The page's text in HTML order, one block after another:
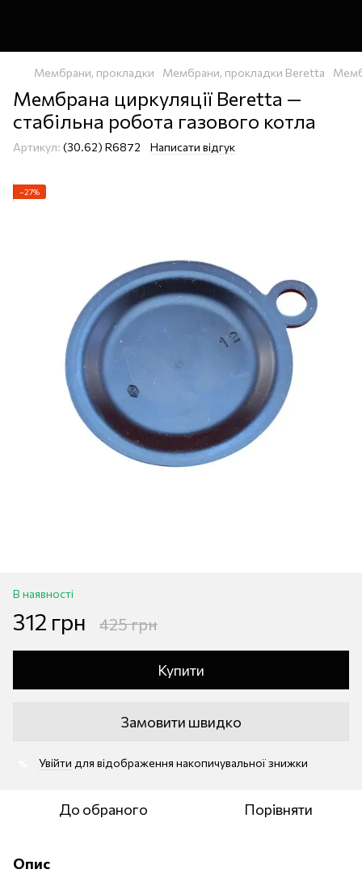
Мембрани, прокладки Мембрани, прокладки Beretta
Мембрана циркуляції Beretta —
стабільна робота газового котла
Артикул: (30.62) R6872 Написати відгук
−27%
В наявності
312 грн 425 грн
Купити
Замовити швидко
Увійти для відображення накопичувальної знижки
До обраного Порівняти
Опис